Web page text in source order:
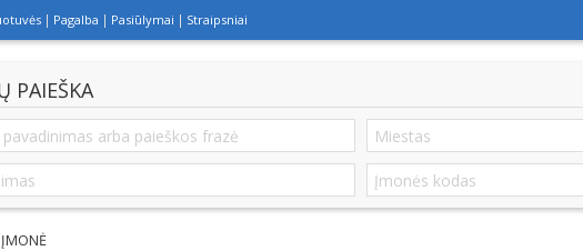
Pagalba Pasiūlymai Straipsniai
PAIEŠKA